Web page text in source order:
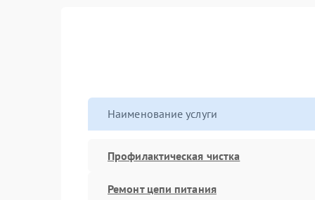
Наименование услуги
Профилактическая чистка
Ремонт цепи питания